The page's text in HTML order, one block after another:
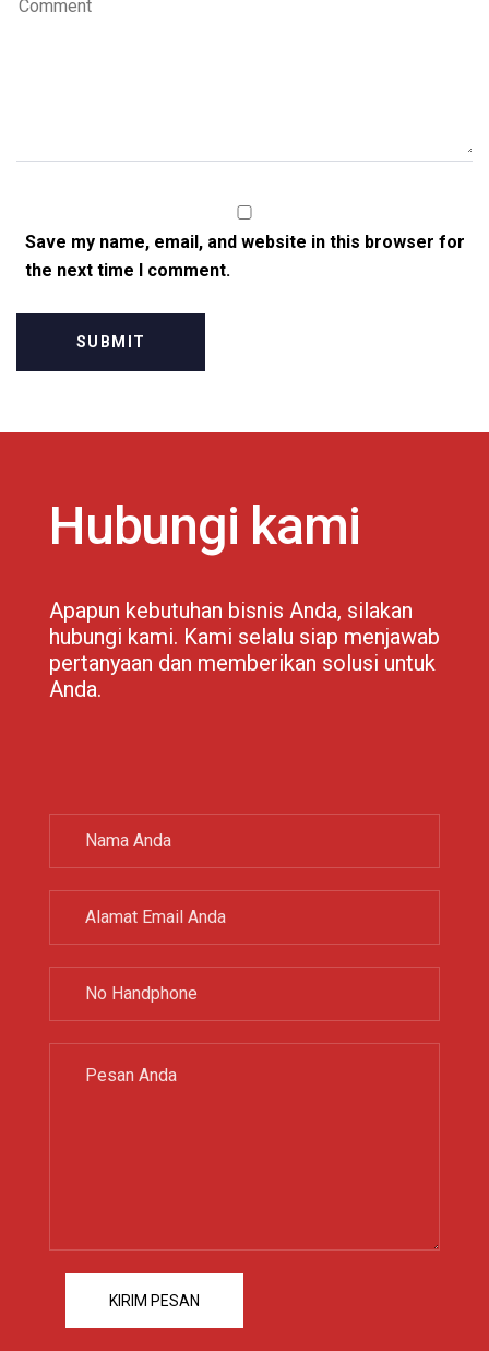
Save my name, email, and website in this browser for
the next time I comment.
Hubungi kami
Apapun kebutuhan bisnis Anda, silakan
hubungi kami. Kami selalu siap menjawab
pertanyaan dan memberikan solusi untuk
Anda.